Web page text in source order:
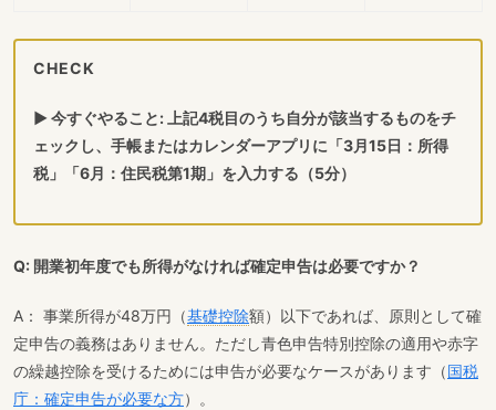
CHECK
▶ 今すぐやること: 上記4税目のうち自分が該当するものをチ
ェックし、手帳またはカレンダーアプリに「3月15日：所得
税」「6月：住民税第1期」を入力する（5分）
Q: 開業初年度でも所得がなければ確定申告は必要ですか？
A： 事業所得が48万円（基礎控除額）以下であれば、原則として確
定申告の義務はありません。ただし青色申告特別控除の適用や赤字
の繰越控除を受けるためには申告が必要なケースがあります（国税
庁：確定申告が必要な方）。